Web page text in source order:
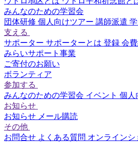
みんなのための学習会
団体研修 個人向けツアー 講師派遣
支える
サポーター サポーターとは 登録 会
みらいサポート事業
ご寄付のお願い
ボランティア
参加する
みんなのための学習会 イベント 個人
お知らせ
お知らせ メール購読
その他
お問合せ よくある質問 オンラインシ